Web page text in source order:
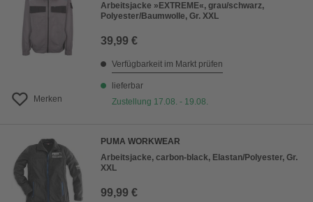
Merken
Arbeitsjacke »EXTREME«, grau/schwarz,
Polyester/Baumwolle, Gr. XXL
39,99 €
Verfügbarkeit im Markt prüfen
lieferbar
Zustellung 17.08. - 19.08.
PUMA WORKWEAR
Arbeitsjacke, carbon-black, Elastan/Polyester, Gr.
XXL
99,99 €